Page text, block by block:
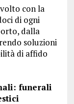
con la
di ogni
dalla
soluzioni
di affido
funerali